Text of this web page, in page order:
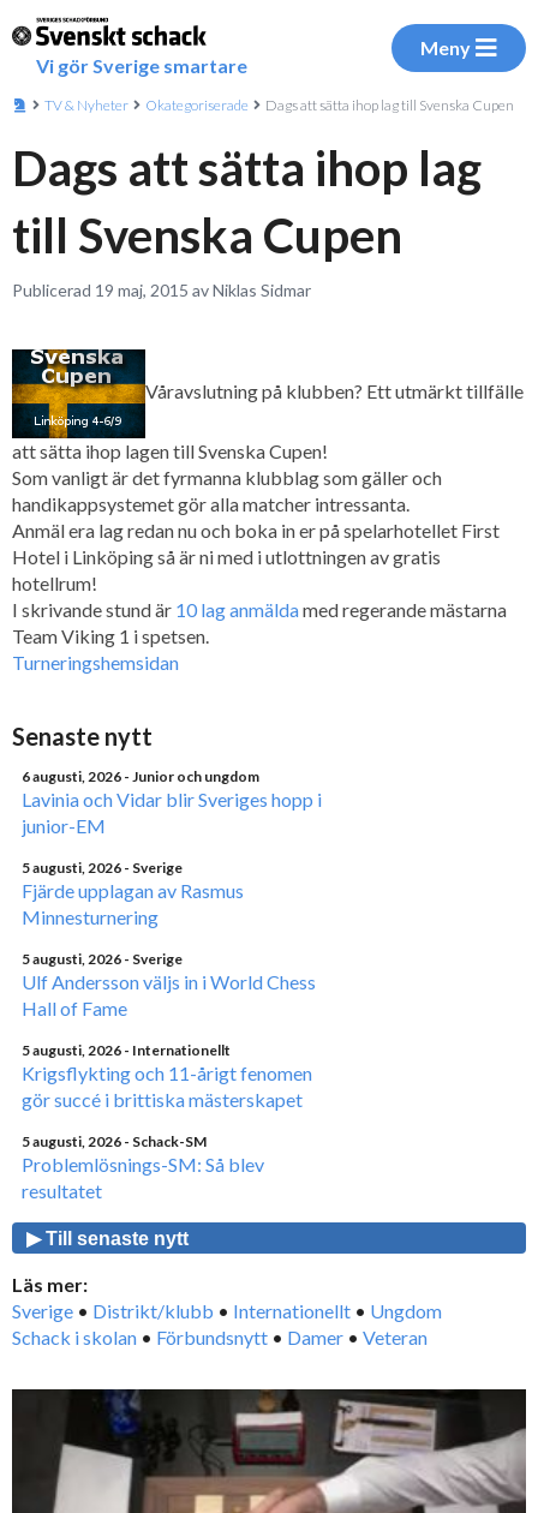
Vi gör Sverige smartare
Meny
TV & Nyheter Okategoriserade Dags att sätta ihop lag till Svenska Cupen
Dags att sätta ihop lag
till Svenska Cupen
Publicerad 19 maj, 2015 av Niklas Sidmar
Våravslutning på klubben? Ett utmärkt tillfälle
att sätta ihop lagen till Svenska Cupen!
Som vanligt är det fyrmanna klubblag som gäller och
handikappsystemet gör alla matcher intressanta.
Anmäl era lag redan nu och boka in er på spelarhotellet First
Hotel i Linköping så är ni med i utlottningen av gratis
hotellrum!
I skrivande stund är 10 lag anmäldamed regerande mästarna
Team Viking 1 i spetsen.
Turneringshemsidan
Senaste nytt
6 augusti, 2026 - Junior och ungdom
Lavinia och Vidar blir Sveriges hopp i
junior-EM
5 augusti, 2026 - Sverige
Fjärde upplagan av Rasmus
Minnesturnering
5 augusti, 2026 - Sverige
Ulf Andersson väljs in i World Chess
Hall of Fame
5 augusti, 2026 - Internationellt
Krigsflykting och 11-årigt fenomen
gör succé i brittiska mästerskapet
5 augusti, 2026 - Schack-SM
Problemlösnings-SM: Så blev
resultatet
▶ Till senaste nytt
Läs mer:
Sverige • Distrikt/klubb • Internationellt • Ungdom
Schack i skolan • Förbundsnytt • Damer • Veteran